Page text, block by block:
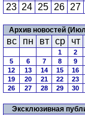
23 24 25 26 27
Архив новостей
вс пн вт ср чт
1 2
5
6 7 8 9
12
13 14 15 16
19
20 21 22 23
26
27 28 29 30
Эксклюзивная